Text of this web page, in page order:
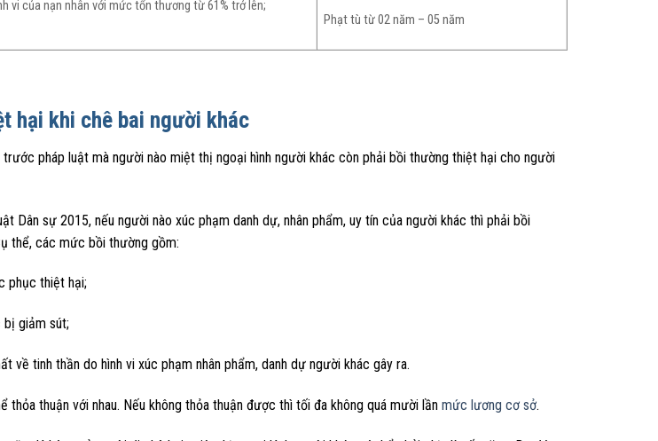
vi của nạn nhân với mức tổn thương từ 61% trở lên;
Phạt tù từ 02 năm – 05 năm
hại khi chê bai người khác
pháp luật mà người nào miệt thị ngoại hình người khác còn phải bồi thường thiệt hại cho người
Dân sự 2015, nếu người nào xúc phạm danh dự, nhân phẩm, uy tín của người khác thì phải bồi
thể, các mức bồi thường gồm:
phục thiệt hại;
giảm sút;
về tinh thần do hình vi xúc phạm nhân phẩm, danh dự người khác gây ra.
thỏa thuận với nhau. Nếu không thỏa thuận được thì tối đa không quá mười lần mức lương cơ sở.